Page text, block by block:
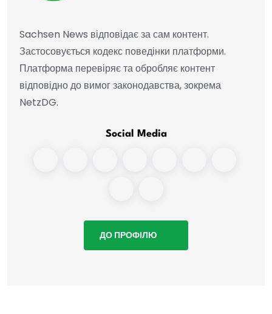
Sachsen News відповідає за сам контент.
Застосовується кодекс поведінки платформи.
Платформа перевіряє та обробляє контент
відповідно до вимог законодавства, зокрема
NetzDG.
Social Media
ДО ПРОФІЛЮ